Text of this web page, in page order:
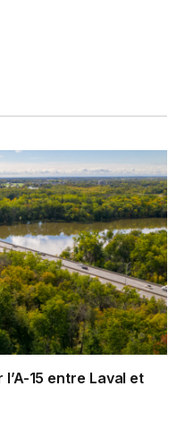
15 entre Laval et